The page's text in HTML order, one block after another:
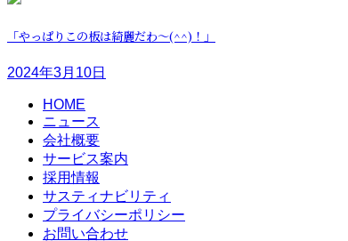
「やっぱりこの板は綺麗だわ〜(^^)！」
2024年3月10日
HOME
ニュース
会社概要
サービス案内
採用情報
サスティナビリティ
プライバシーポリシー
お問い合わせ